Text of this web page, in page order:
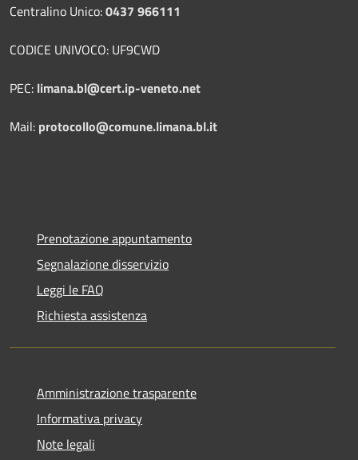
Centralino Unico:0437 966111
CODICE UNIVOCO: UF9CWD
PEC: limana.bl@cert.ip-veneto.net
Mail: protocollo@comune.limana.bl.it
Prenotazione appuntamento
Segnalazione disservizio
Leggi le FAQ
Richiesta assistenza
Amministrazione trasparente
Informativa privacy
Note legali